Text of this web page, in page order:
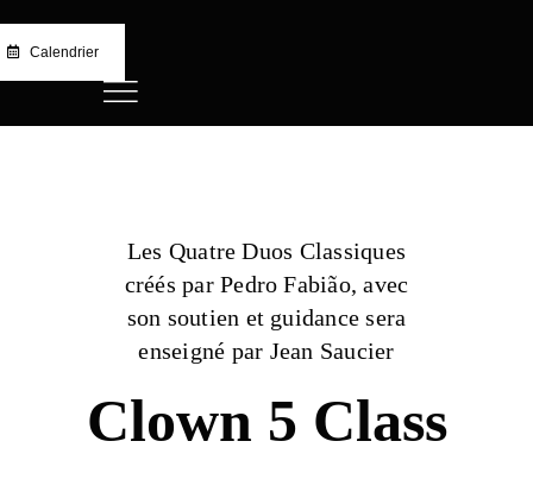
to
content
Calendrier
​​Les Quatre Duos Classiques
créés par Pedro Fabião, avec
son soutien et guidance sera
enseigné par Jean Saucier
Clown 5 Class